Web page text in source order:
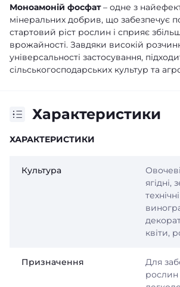
Моноамоній фосфат– одне з
мінеральних добрив, що забезпечує
стартовий ріст рослин і сприяє
врожайності. Завдяки високій
універсальності застосування,
сільськогосподарських культур та
Характеристики
ХАРАКТЕРИСТИКИ
Культура
ягідні,
квіти,
Призначення
Для
рослин